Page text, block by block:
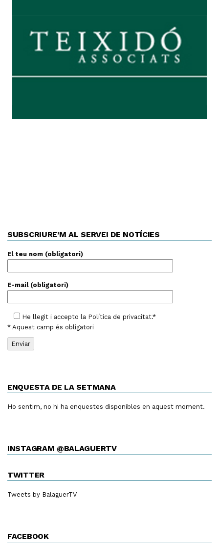
SUBSCRIURE’M AL SERVEI DE NOTÍCIES
El teu nom (obligatori)
E-mail (obligatori)
He llegit i accepto la Política de privacitat.*
* Aquest camp és obligatori
ENQUESTA DE LA SETMANA
Ho sentim, no hi ha enquestes disponibles en aquest moment.
INSTAGRAM @BALAGUERTV
TWITTER
Tweets by BalaguerTV
FACEBOOK